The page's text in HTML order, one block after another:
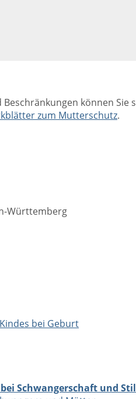
können
zum Mutterschutz.
Württemberg
bei Geburt
Schwangerschaft und